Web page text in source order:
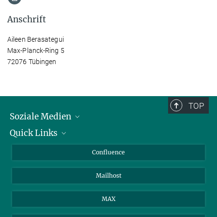
Anschrift
Aileen Berasategui
Max-Planck-Ring 5
72076 Tübingen
TOP
Soziale Medien
LinkedIn
Quick Links
Für Journalisten und Journalistinnen
Ihr Weg zu uns
Confluence
Mailhost
MAX